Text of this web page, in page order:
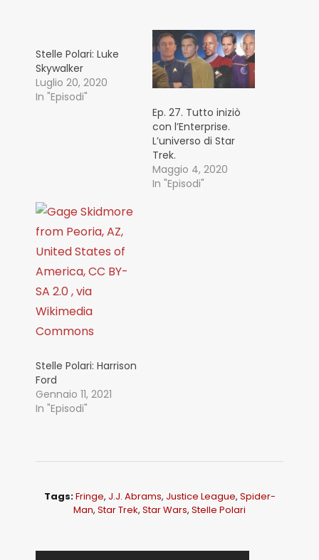
Stelle Polari: Luke
Skywalker
Luglio 20, 2020
In "Episodi"
Ep. 27. Tutto iniziò
con l’Enterprise.
L’universo di Star
Trek.
Maggio 4, 2020
In "Episodi"
Stelle Polari: Harrison
Ford
Gennaio 11, 2021
In "Episodi"
Tags:Fringe, J.j. Abrams, Justice League, Spider-
Man, Star Trek, Star Wars, Stelle Polari